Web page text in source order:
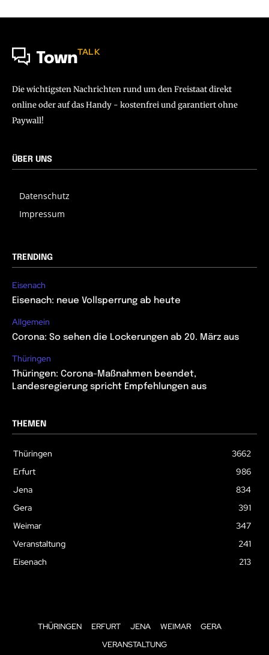
TownTALK
Die wichtigsten Nachrichten rund um den Freistaat direkt
online oder auf das Handy - kostenfrei und garantiert ohne
Paywall!
ÜBER UNS
Datenschutz
Impressum
TRENDING
Eisenach
Eisenach: neue Vollsperrung ab heute
Allgemein
Corona: So sehen die Lockerungen ab 20. März aus
Thüringen
Thüringen: Corona-Maßnahmen beendet,
Landesregierung spricht Empfehlungen aus
THEMEN
Thüringen
3662
Erfurt
986
Jena
834
Gera
391
Weimar
347
Veranstaltung
241
Eisenach
213
THÜRINGEN ERFURT JENA WEIMAR
GERA
VERANSTALTUNG